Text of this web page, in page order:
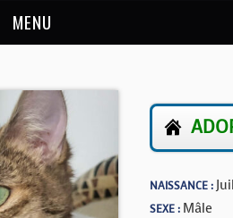
MENU
NAISSANCE :
SEXE : Mâle